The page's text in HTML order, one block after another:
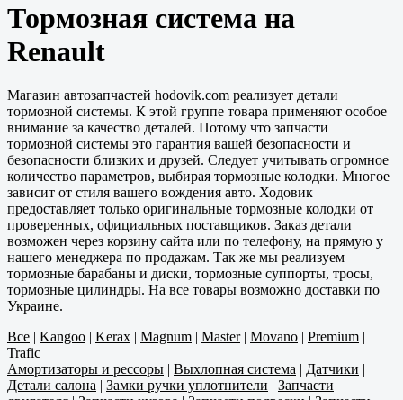
Тормозная система на
Renault
Магазин автозапчастей hodovik.com реализует детали
тормозной системы. К этой группе товара применяют особое
внимание за качество деталей. Потому что запчасти
тормозной системы это гарантия вашей безопасности и
безопасности близких и друзей. Следует учитывать огромное
количество параметров, выбирая тормозные колодки. Многое
зависит от стиля вашего вождения авто. Ходовик
предоставляет только оригинальные тормозные колодки от
проверенных, официальных поставщиков. Заказ детали
возможен через корзину сайта или по телефону, на прямую у
нашего менеджера по продажам. Так же мы реализуем
тормозные барабаны и диски, тормозные суппорты, тросы,
тормозные цилиндры. На все товары возможно доставки по
Украине.
Все | Kangoo | Kerax | Magnum | Master| Movano | Premium |
Trafic
Амортизаторы и рессоры | Выхлопная система | Датчики |
Детали салона | Замки ручки уплотнители | Запчасти